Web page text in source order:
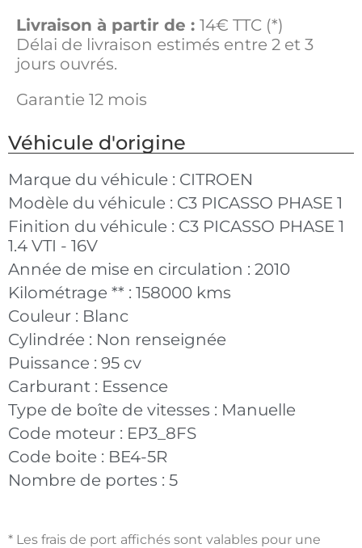
Livraison à partir de : 14€ TTC (*)
Délai de livraison estimés entre 2 et 3
jours ouvrés.
Garantie 12 mois
Véhicule d'origine
Marque du véhicule : CITROEN
Modèle du véhicule : C3 PICASSO PHASE 1
Finition du véhicule : C3 PICASSO PHASE 1
1.4 VTI - 16V
Année de mise en circulation : 2010
Kilométrage ** : 158000 kms
Couleur : Blanc
Cylindrée : Non renseignée
Puissance : 95 cv
Carburant : Essence
Type de boîte de vitesses : Manuelle
Code moteur : EP3_8FS
Code boite : BE4-5R
Nombre de portes : 5
* Les frais de port affichés sont valables pour une